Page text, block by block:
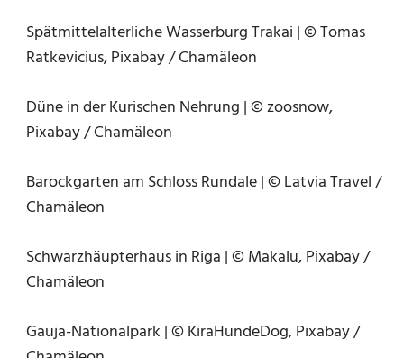
Spätmittelalterliche Wasserburg Trakai | © Tomas
Ratkevicius, Pixabay / Chamäleon
Düne in der Kurischen Nehrung | © zoosnow,
Pixabay / Chamäleon
Barockgarten am Schloss Rundale | © Latvia Travel /
Chamäleon
Schwarzhäupterhaus in Riga | © Makalu, Pixabay /
Chamäleon
Gauja-Nationalpark | © KiraHundeDog, Pixabay /